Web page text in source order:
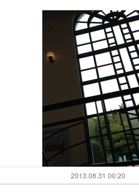
2013.08.31 00:20